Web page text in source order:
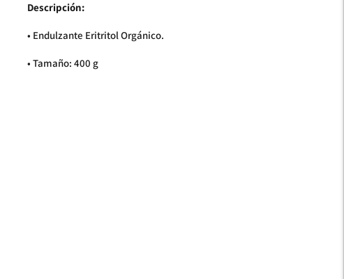
Descripción:
• Endulzante Eritritol Orgánico.
• Tamaño: 400 g